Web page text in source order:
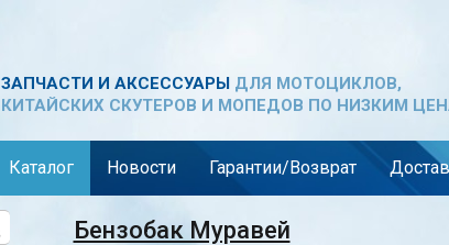
ЗАПЧАСТИ И АКСЕССУАРЫДЛЯ МОТОЦИКЛОВ,
КИТАЙСКИХ СКУТЕРОВ И МОПЕДОВ ПО НИЗКИМ
Каталог Новости Гарантии/Возврат
Бензобак Муравей